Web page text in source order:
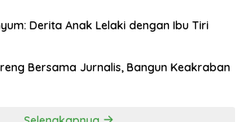
Derita Anak Lelaki dengan Ibu Tiri
Bersama Jurnalis, Bangun Keakraban